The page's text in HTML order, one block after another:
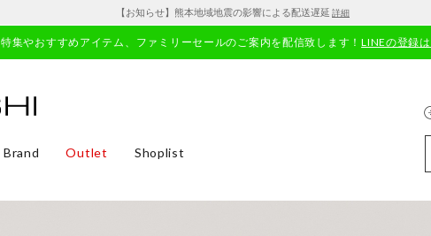
【お知らせ】熊本地域地震の影響による配送遅延 詳細
特集やおすすめアイテム、ファミリーセールのご案内を配信致します！LINEの登録
Brand Outlet Shoplist